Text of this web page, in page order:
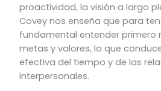
proactividad, la visión a largo
Covey nos enseña que para
fundamental entender primero
metas y valores, lo que
efectiva del tiempo y de las
interpersonales.